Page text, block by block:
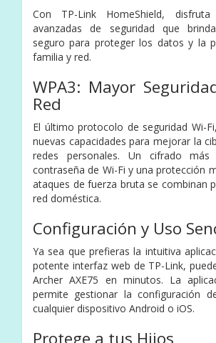
Con TP-Link HomeShield,
avanzadas de seguridad que
seguro para proteger los datos y la
familia y red.
WPA3: Mayor
Red
El último protocolo de seguridad Wi-
nuevas capacidades para mejorar la
redes personales. Un cifrado
contraseña de Wi-Fi y una protección
ataques de fuerza bruta se combinan
red doméstica.
Configuración y Uso
Ya sea que prefieras la intuitiva
potente interfaz web de TP-Link,
Archer AXE75 en minutos. La
permite gestionar la configuración
cualquier dispositivo Android o iOS.
Protege a tus Hijos